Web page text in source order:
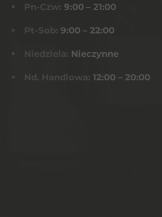
Pn-Czw: 9:00 – 21:00
Pt-Sob: 9:00 – 22:00
Niedziela: Nieczynne
Nd. Handlowa: 12:00 – 20:00